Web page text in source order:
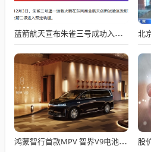
蓝箭航天宣布朱雀三号成功入轨，技术突破五大项，深入排查回收失败原因
鸿蒙智行首款MPV 智界V9电池信息曝光：WLTC最远续航223km